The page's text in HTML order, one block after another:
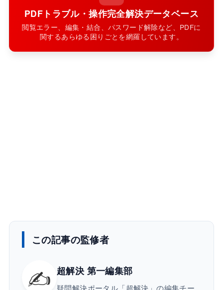
PDFトラブル・操作完全解決データベース
閲覧エラー、編集・結合、パスワード解除など、PDFに
関するあらゆる困りごとを網羅しています。
この記事の監修者
✍️ 超解決 第一編集部
疑問解決ポータル「超解決」の編集チー